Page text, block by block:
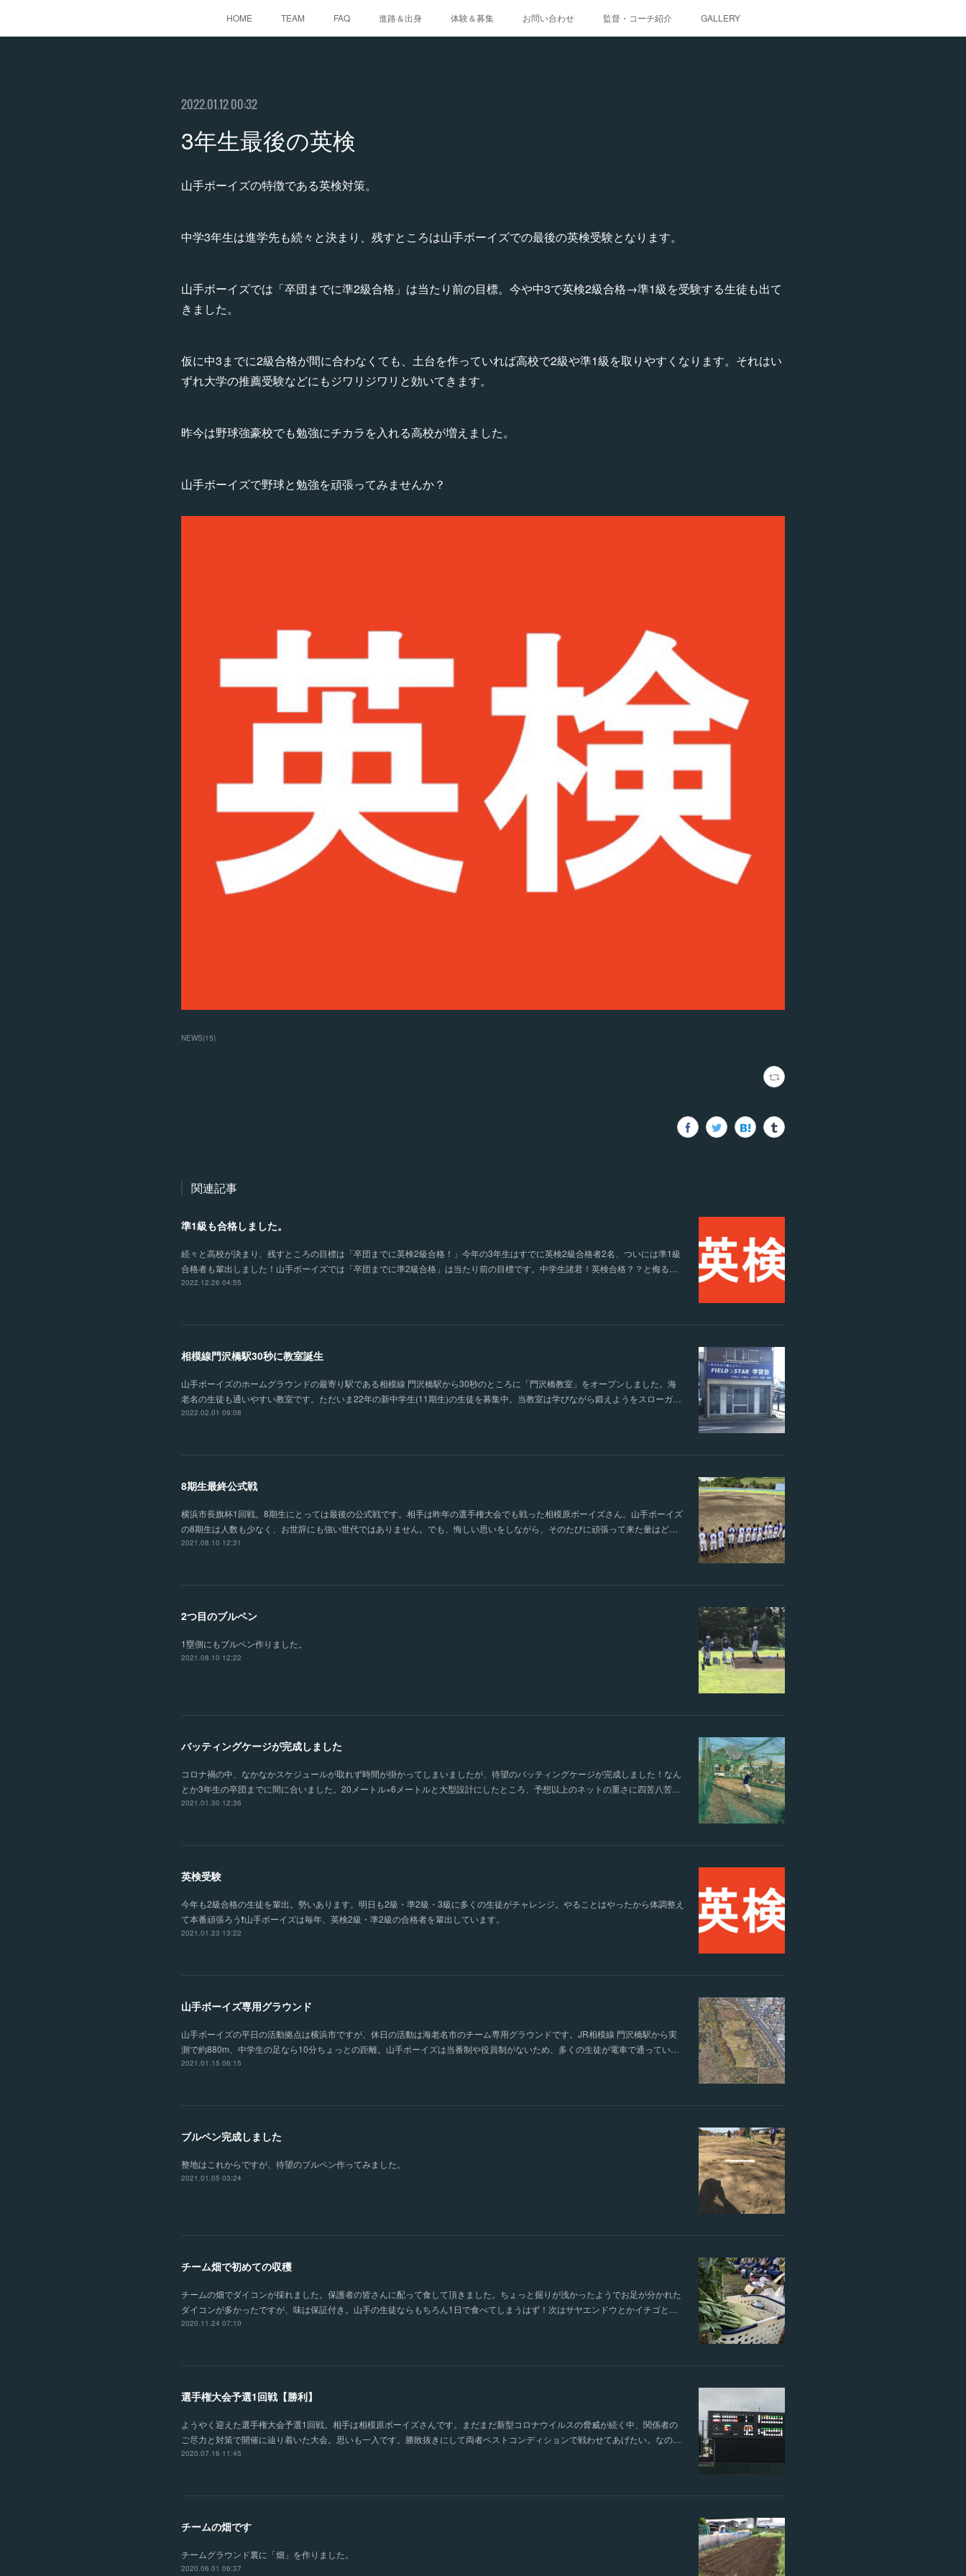
HOME TEAM FAQ 進路＆出身 体験＆募集 お問い合わせ 監督・コーチ紹介 GALLERY
2022.01.12 00:32
3年生最後の英検
山手ボーイズの特徴である英検対策。
中学3年生は進学先も続々と決まり、残すところは山手ボーイズでの最後の英検受験となります。
山手ボーイズでは「卒団までに準2級合格」は当たり前の目標。今や中3で英検2級合格→準1級を受験する生徒も出て
きました。
仮に中3までに2級合格が間に合わなくても、土台を作っていれば高校で2級や準1級を取りやすくなります。それはい
ずれ大学の推薦受験などにもジワリジワリと効いてきます。
昨今は野球強豪校でも勉強にチカラを入れる高校が増えました。
山手ボーイズで野球と勉強を頑張ってみませんか？
NEWS(15)
関連記事
準1級も合格しました。
続々と高校が決まり、残すところの目標は「卒団までに英検2級合格！」今年の3年生はすでに英検2級合格者2名、ついには準1級
合格者も輩出しました！山手ボーイズでは「卒団までに準2級合格」は当たり前の目標です。中学生諸君！英検合格？？と侮る…
2022.12.26 04:55
相模線門沢橋駅30秒に教室誕生
山手ボーイズのホームグラウンドの最寄り駅である相模線 門沢橋駅から30秒のところに「門沢橋教室」をオープンしました。海
老名の生徒も通いやすい教室です。ただいま22年の新中学生(11期生)の生徒を募集中。当教室は学びながら鍛えようをスローガ…
2022.02.01 09:08
8期生最終公式戦
横浜市長旗杯1回戦。8期生にとっては最後の公式戦です。相手は昨年の選手権大会でも戦った相模原ボーイズさん。山手ボーイズ
の8期生は人数も少なく、お世辞にも強い世代ではありません。でも、悔しい思いをしながら、そのたびに頑張って来た量はど…
2021.08.10 12:31
2つ目のブルペン
1塁側にもブルペン作りました。
2021.08.10 12:22
バッティングケージが完成しました
コロナ禍の中、なかなかスケジュールが取れず時間が掛かってしまいましたが、待望のバッティングケージが完成しました！なん
とか3年生の卒団までに間に合いました。20メートル×6メートルと大型設計にしたところ、予想以上のネットの重さに四苦八苦…
2021.01.30 12:36
英検受験
今年も2級合格の生徒を輩出。勢いあります。明日も2級・準2級・3級に多くの生徒がチャレンジ。やることはやったから体調整え
て本番頑張ろう❗️山手ボーイズは毎年、英検2級・準2級の合格者を輩出しています。
2021.01.23 13:22
山手ボーイズ専用グラウンド
山手ボーイズの平日の活動拠点は横浜市ですが、休日の活動は海老名市のチーム専用グラウンドです。JR相模線 門沢橋駅から実
測で約880m、中学生の足なら10分ちょっとの距離。山手ボーイズは当番制や役員制がないため、多くの生徒が電車で通ってい…
2021.01.15 06:15
ブルペン完成しました
整地はこれからですが、待望のブルペン作ってみました。
2021.01.05 03:24
チーム畑で初めての収穫
チームの畑でダイコンが採れました。保護者の皆さんに配って食して頂きました。ちょっと掘りが浅かったようでお足が分かれた
ダイコンが多かったですが、味は保証付き。山手の生徒ならもちろん1日で食べてしまうはず！次はサヤエンドウとかイチゴと…
2020.11.24 07:10
選手権大会予選1回戦【勝利】
ようやく迎えた選手権大会予選1回戦。相手は相模原ボーイズさんです。まだまだ新型コロナウイルスの脅威が続く中、関係者の
ご尽力と対策で開催に辿り着いた大会。思いも一入です。勝敗抜きにして両者ベストコンディションで戦わせてあげたい。なの…
2020.07.16 11:45
チームの畑です
チームグラウンド裏に「畑」を作りました。
2020.06.01 06:37